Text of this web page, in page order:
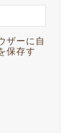
ザーに自
保存す